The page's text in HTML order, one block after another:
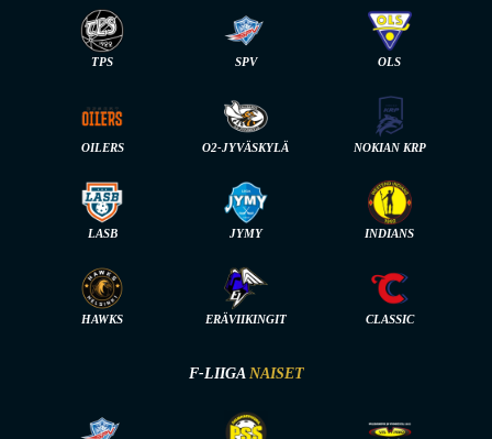
TPS SPV OLS
OILERS O2-JYVÄSKYLÄ NOKIAN KRP
LASB JYMY INDIANS
HAWKS ERÄVIIKINGIT CLASSIC
F-LIIGA NAISET